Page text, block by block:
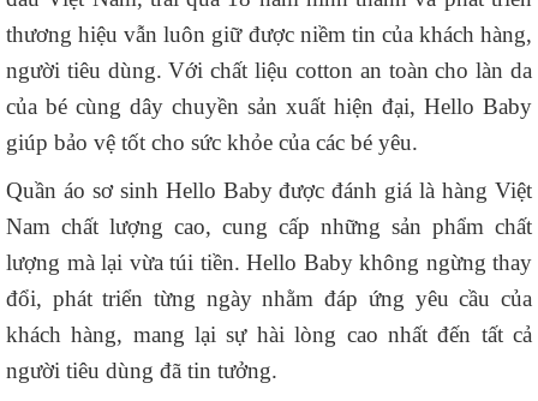
thương hiệu vẫn luôn giữ được niềm tin của khách hàng,
người tiêu dùng. Với chất liệu cotton an toàn cho làn da
của bé cùng dây chuyền sản xuất hiện đại, Hello Baby
giúp bảo vệ tốt cho sức khỏe của các bé yêu.
Quần áo sơ sinh Hello Baby được đánh giá là hàng Việt
Nam chất lượng cao, cung cấp những sản phẩm chất
lượng mà lại vừa túi tiền. Hello Baby không ngừng thay
đổi, phát triển từng ngày nhằm đáp ứng yêu cầu của
khách hàng, mang lại sự hài lòng cao nhất đến tất cả
người tiêu dùng đã tin tưởng.